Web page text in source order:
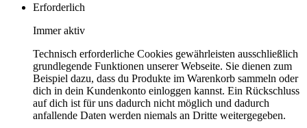
Erforderlich
Immer aktiv
Technisch erforderliche Cookies gewährleisten ausschließlich
grundlegende Funktionen unserer Webseite. Sie dienen zum
Beispiel dazu, dass du Produkte im Warenkorb sammeln oder
dich in dein Kundenkonto einloggen kannst. Ein Rückschluss
auf dich ist für uns dadurch nicht möglich und dadurch
anfallende Daten werden niemals an Dritte weitergegeben.